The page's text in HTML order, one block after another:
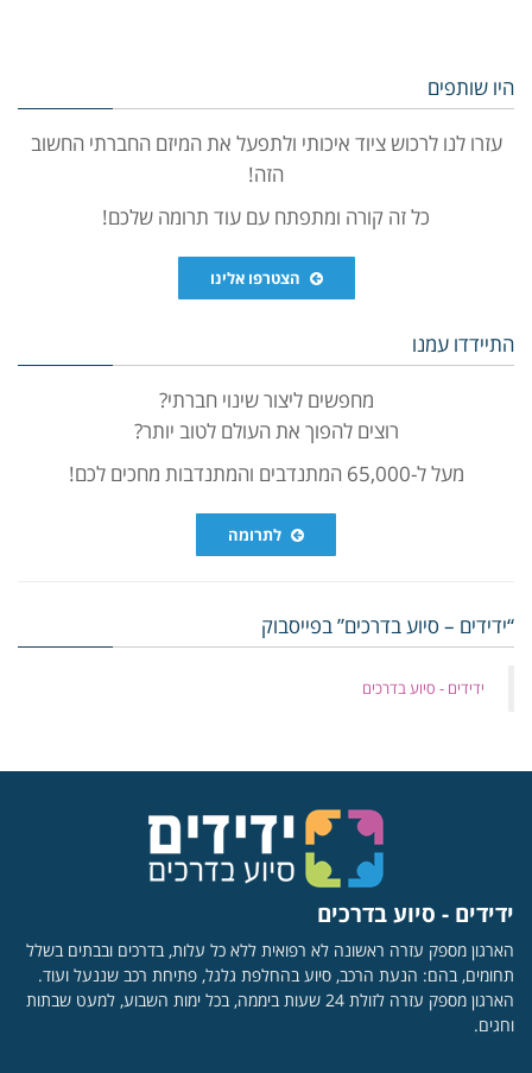
היו שותפים
עזרו לנו לרכוש ציוד איכותי ולתפעל את המיזם החברתי החשוב
הזה!
כל זה קורה ומתפתח עם עוד תרומה שלכם!
הצטרפו אלינו
התיידדו עמנו
מחפשים ליצור שינוי חברתי?
רוצים להפוך את העולם לטוב יותר?
מעל ל-65,000 המתנדבים והמתנדבות מחכים לכם!
לתרומה
“ידידים – סיוע בדרכים” בפייסבוק
‏ידידים - סיוע בדרכים
ידידים - סיוע בדרכים
הארגון מספק עזרה ראשונה לא רפואית ללא כל עלות, בדרכים ובבתים בשלל
תחומים, בהם: הנעת הרכב, סיוע בהחלפת גלגל, פתיחת רכב שננעל ועוד.
הארגון מספק עזרה לזולת 24 שעות ביממה, בכל ימות השבוע, למעט שבתות
וחגים.